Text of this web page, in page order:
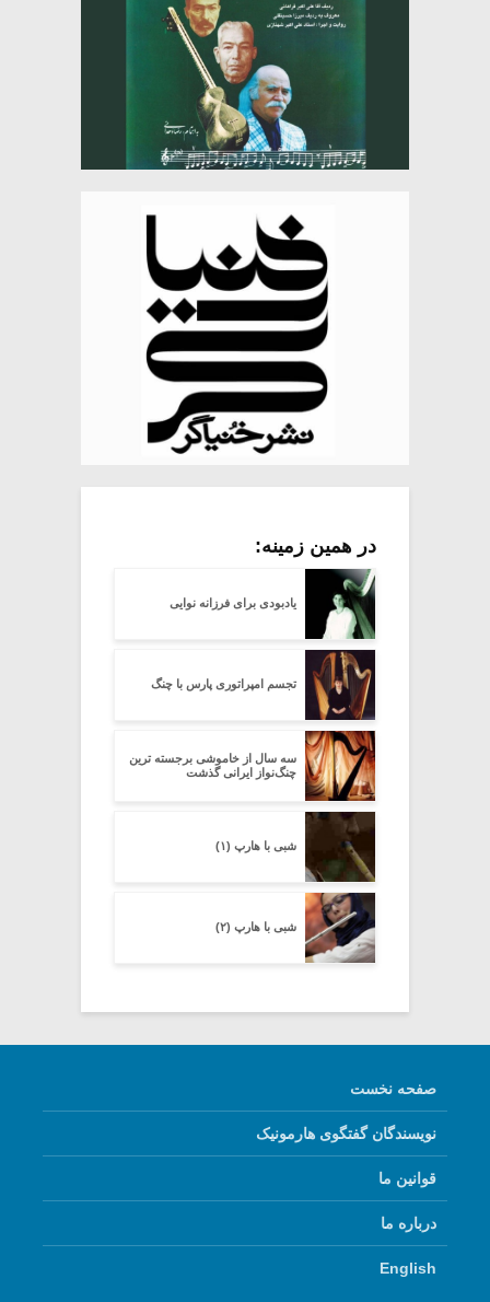
در همین زمینه:
یادبودی برای فرزانه نوایی
تجسم امپراتوری پارس با چنگ
سه سال از خاموشی برجسته ترین
چنگ‌نواز ایرانی گذشت
شبی با هارپ (۱)
شبی با هارپ (۲)
صفحه نخست
نویسندگان گفتگوی هارمونیک
قوانین ما
درباره ما
English